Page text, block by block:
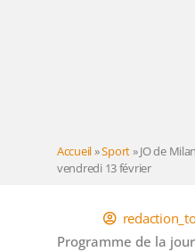
Accueil»Sport»JO de
vendredi 13 février
Programme de la